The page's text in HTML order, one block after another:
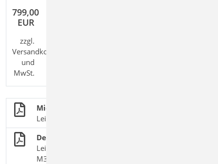
799,00
EUR
zzgl.
Versandkosten
und
MwSt.
MicroFe - FEM
Leistungsmerkmale, Module und Pakete
Deckenversatz in MicroFe
Leistungsbeschreibung des MicroFe-Moduls
M316.de Stahlbeton-Deckenversatz